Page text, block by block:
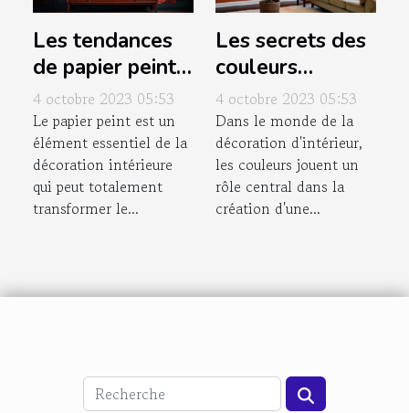
Les tendances
de papier peint
pour dynamiser
votre intérieur
4 octobre 2023 05:53
Le papier peint est un
élément essentiel de la
décoration intérieure
qui peut totalement
transformer le...
Les secrets des
couleurs
chaudes pour
une ambiance
cosy
4 octobre 2023 05:53
Dans le monde de la
décoration d'intérieur,
les couleurs jouent un
rôle central dans la
création d'une...